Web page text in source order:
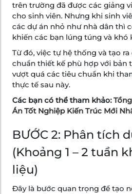
trên trường đã được các giảng
cho sinh viên. Nhưng khi sinh
các dự án nhỏ như nhà dân thì
khiến các bạn lúng túng và khó
Từ đó, việc tự hệ thống và tạo
chuẩn thiết kế phù hợp với bản
vượt quá các tiêu chuẩn khi
thực tế sau này.
Các bạn có thể tham khảo:
Án Tốt Nghiệp Kiến Trúc Mới
BƯỚC 2: Phân tích
(Khoảng 1 – 2 tuần
liệu)
Đây là bước quan trọng để tạo